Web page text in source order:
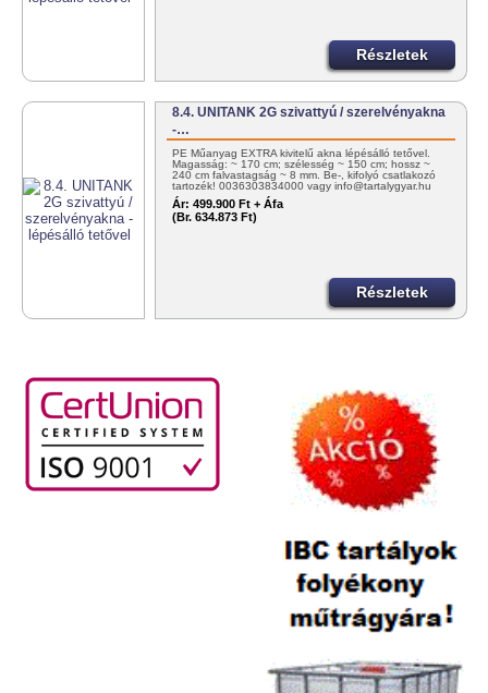
Részletek
8.4. UNITANK 2G szivattyú / szerelvényakna
-…
PE Műanyag EXTRA kivitelű akna lépésálló tetővel.
Magasság: ~ 170 cm; szélesség ~ 150 cm; hossz ~
240 cm falvastagság ~ 8 mm. Be-, kifolyó csatlakozó
tartozék! 0036303834000 vagy info@tartalygyar.hu
Ár: 499.900 Ft + Áfa
(Br. 634.873 Ft)
Részletek